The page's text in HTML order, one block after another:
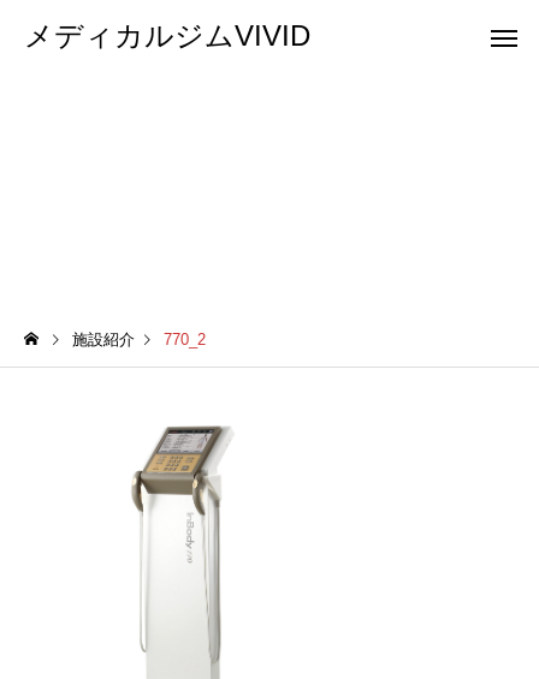
メディカルジムVIVID
施設紹介 770_2